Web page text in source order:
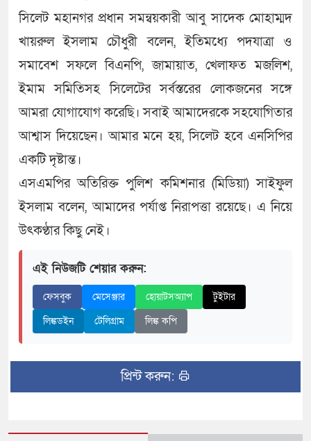
সিলেট মহানগর প্রধান সমন্বয়কারী আবু সাদেক মোহাম্মদ
খায়রুল ইসলাম চৌধুরী বলেন, ইতিমধ্যে পদযাত্রা ও
সমাবেশ সফলে বিএনপি, জামায়াত, খেলাফত মজলিশ,
ইমাম সমিতিসহ সিলেটের সর্বস্তরের লোকজনের সঙ্গে
আমরা যোগাযোগ করেছি। সবাই আমাদেরকে সহযোগিতার
আশ্বাস দিয়েছেন। আমার মনে হয়, সিলেট হবে এনসিপির
একটি দৃষ্টান্ত।
এসএমপির অতিরিক্ত পুলিশ কমিশনার (মিডিয়া) সাইফুল
ইসলাম বলেন, আমাদের পর্যাপ্ত নিরাপত্তা রয়েছে। এ নিয়ে
উৎকণ্ঠার কিছু নেই।
এই নিউজটি শেয়ার করুন:
ফেসবুক মেসেঞ্জার হোয়াটসঅ্যাপ
টুইটার
লিঙ্কডইন
টেলিগ্রাম লিঙ্ক কপি
প্রিন্ট করুন: